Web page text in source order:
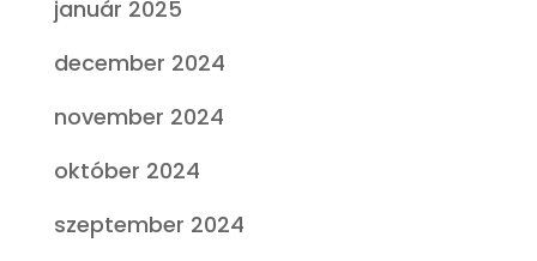
január 2025
december 2024
november 2024
október 2024
szeptember 2024